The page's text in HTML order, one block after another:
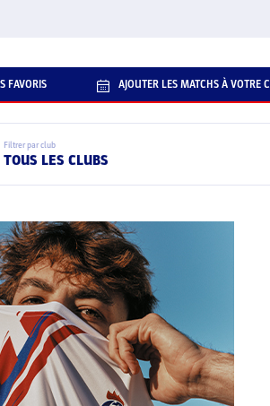
FAVORIS AJOUTER LES MATCHS À VOTRE
Filtrer par club
TOUS LES CLUBS